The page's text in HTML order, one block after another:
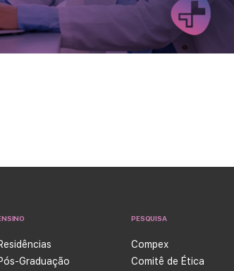
Graduação
PESQUISA
Compex
Comitê de Ética